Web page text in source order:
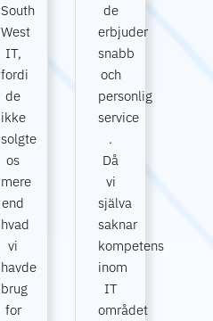
South
West
IT,
fordi
de
ikke
solgte
os
mere
end
hvad
vi
havde
brug
for
de
erbjuder
snabb
och
personlig
service
.
Då
vi
själva
saknar
kompetens
inom
IT
området